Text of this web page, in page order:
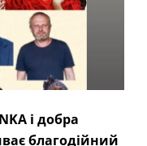
і добра
благодійний